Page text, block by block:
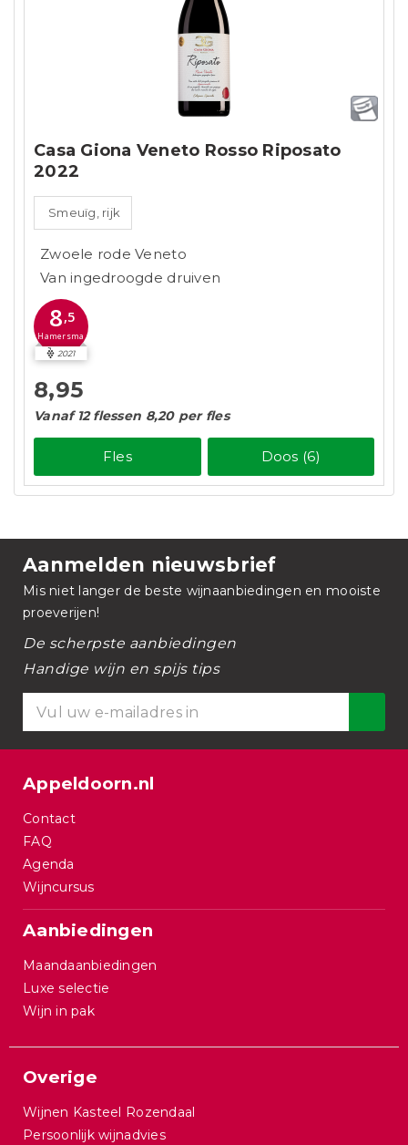
Casa Giona Veneto Rosso Riposato
2022
Smeuïg, rijk
Zwoele rode Veneto
Van ingedroogde druiven
8,5
Hamersma
2021
8,95
Vanaf 12 flessen 8,20 per fles
Fles Doos (6)
Aanmelden nieuwsbrief
Mis niet langer de beste wijnaanbiedingen en mooiste
proeverijen!
De scherpste aanbiedingen
Handige wijn en spijs tips
Appeldoorn.nl
Contact
FAQ
Agenda
Wijncursus
Aanbiedingen
Maandaanbiedingen
Luxe selectie
Wijn in pak
Overige
Wijnen Kasteel Rozendaal
Persoonlijk wijnadvies